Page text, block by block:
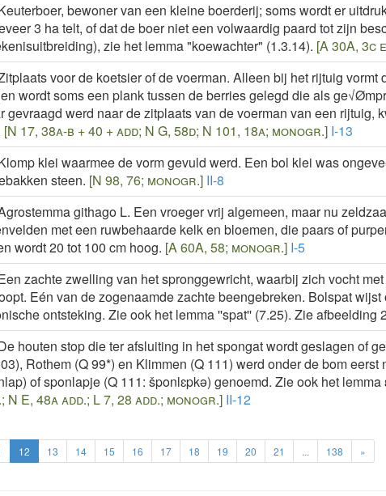
bewoner van een kleine boerderij; soms wordt er
3 ha telt, of dat de boer niet een volwaardig paard tot zijn
zie het lemma "koewachter" (1.3.14). [A 30A, 3c
voor de koetsier of de voerman. Alleen bij het rijtuig
wordt soms een plank tussen de berries gelegd die als
gevraagd werd naar de zitplaats van de voerman van een rijtuig,
[N 17, 38a-b + 40 + add; N G, 58d; N 101, 18a; monogr.] I-13
klei waarmee de vorm gevuld werd. Een bol klei was
steen. [N 98, 76; monogr.] II-8
githago L. Een vroeger vrij algemeen, maar nu
met een ruwbehaarde kelk en bloemen, die paars of
wordt 20 tot 100 cm hoog. [A 60A, 58; monogr.] I-5
zachte zwelling van het spronggewricht, waarbij zich vocht
Eén van de zogenaamde zachte beengebreken. Bolspat
ontsteking. Zie ook het lemma ''spat'' (7.25). Zie afbeelding
houten stop die ter afsluiting in het spongat wordt geslagen of
Rothem (Q 99*) en Klimmen (Q 111) werd onder de bom
of sponlapje (Q 111: šponlɛpkǝ) genoemd. Zie ook het lemma
N E, 48a add.; L 7, 28 add.; monogr.] II-12
12 13 14 15 16 17 18 19 20 21 ... 138 »